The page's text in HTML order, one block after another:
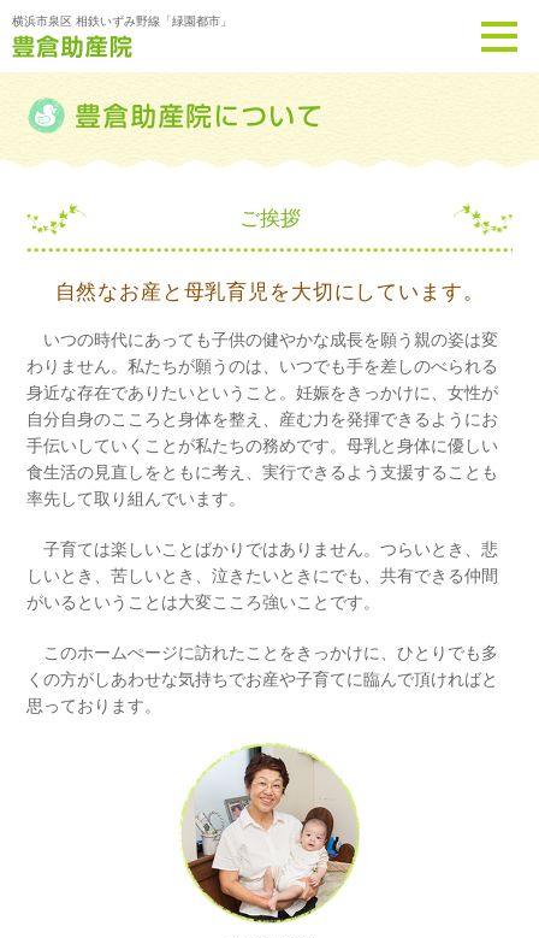
横浜市泉区 相鉄いずみ野線「緑園都市」
ご挨拶
自然なお産と母乳育児を大切にしています。
いつの時代にあっても子供の健やかな成長を願う親の姿は変
わりません。私たちが願うのは、いつでも手を差しのべられる
身近な存在でありたいということ。妊娠をきっかけに、女性が
自分自身のこころと身体を整え、産む力を発揮できるようにお
手伝いしていくことが私たちの務めです。母乳と身体に優しい
食生活の見直しをともに考え、実行できるよう支援することも
率先して取り組んでいます。
子育ては楽しいことばかりではありません。つらいとき、悲
しいとき、苦しいとき、泣きたいときにでも、共有できる仲間
がいるということは大変こころ強いことです。
このホームぺージに訪れたことをきっかけに、ひとりでも多
くの方がしあわせな気持ちでお産や子育てに臨んで頂ければと
思っております。